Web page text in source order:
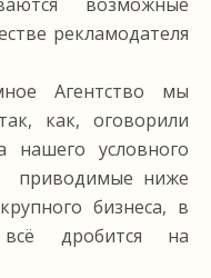
рекламодателя
Агентство мы
как, оговорили
нашего условного
приводимые ниже
бизнеса, в
дробится на